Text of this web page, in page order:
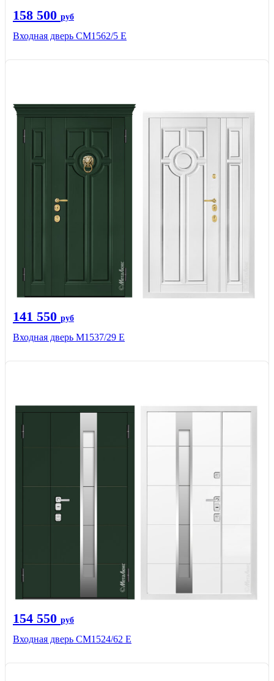
158 500 руб
Входная дверь СМ1562/5 Е
141 550 руб
Входная дверь М1537/29 Е
154 550 руб
Входная дверь CМ1524/62 Е